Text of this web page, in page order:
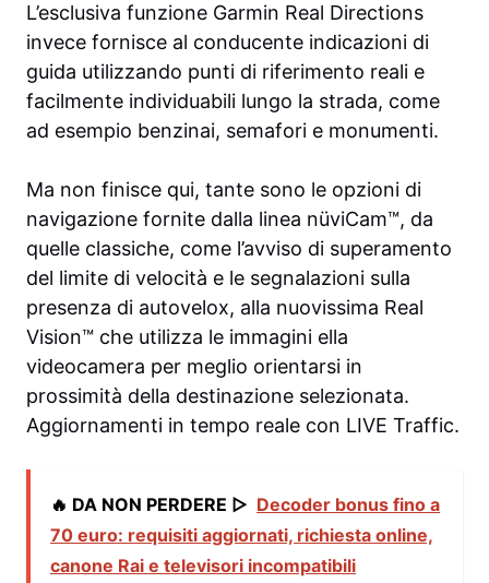
L’esclusiva funzione Garmin Real Directions
invece fornisce al conducente indicazioni di
guida utilizzando punti di riferimento reali e
facilmente individuabili lungo la strada, come
ad esempio benzinai, semafori e monumenti.
Ma non finisce qui, tante sono le opzioni di
navigazione fornite dalla linea nüviCam™, da
quelle classiche, come l’avviso di superamento
del limite di velocità e le segnalazioni sulla
presenza di autovelox, alla nuovissima Real
Vision™ che utilizza le immagini ella
videocamera per meglio orientarsi in
prossimità della destinazione selezionata.
Aggiornamenti in tempo reale con LIVE Traffic.
🔥 DA NON PERDERE ▷ Decoder bonus fino a
70 euro: requisiti aggiornati, richiesta online,
canone Rai e televisori incompatibili